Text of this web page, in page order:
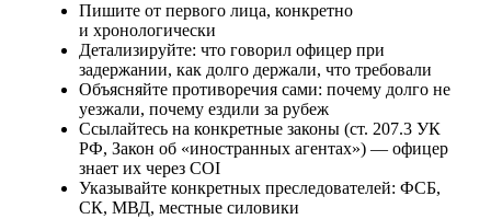
Пишите от первого лица, конкретно
и хронологически
Детализируйте: что говорил офицер при
задержании, как долго держали, что требовали
Объясняйте противоречия сами: почему долго не
уезжали, почему ездили за рубеж
Ссылайтесь на конкретные законы (ст. 207.3 УК
РФ, Закон об «иностранных агентах») — офицер
знает их через COI
Указывайте конкретных преследователей: ФСБ,
СК, МВД, местные силовики